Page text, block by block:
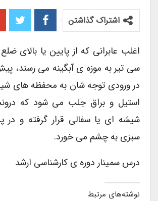
اشتراک گذاشتن
اغلب عابرانی که از پایین یا بالای
سی تیر به موزه ی آبگینه می رسند،
در ورودی توجه شان به محفظه های
استیل و براق جلب می شود که
شیشه ای یا سفالی قرار گرفته و
سبزی به چشم می خورد.
درس سمینار دوره ی کارشناسی ارشد
نوشته‌های مرتبط